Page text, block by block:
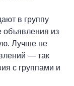
в группу
объявления из
Лучше не
— так
с группами и